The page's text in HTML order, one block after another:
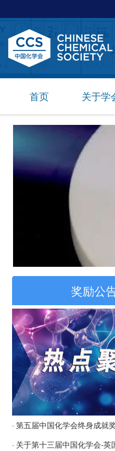
首页 关于学
奖励公
· 第五届中国化学会终身成就
· 关于第十三届中国化学会-